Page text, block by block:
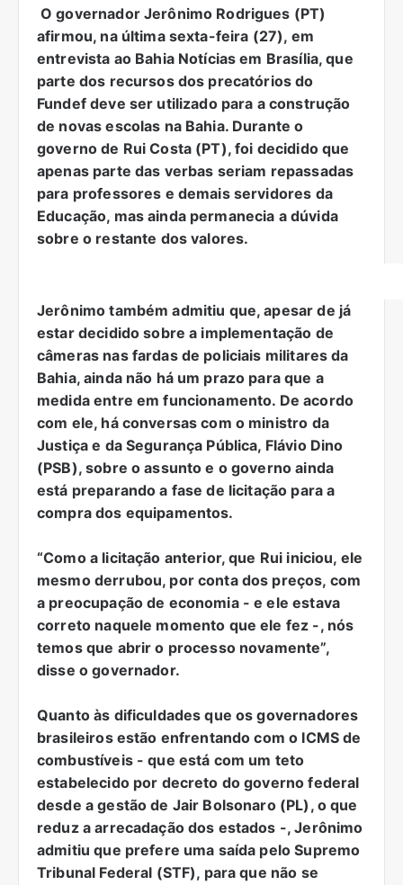
O governador Jerônimo Rodrigues (PT)
afirmou, na última sexta-feira (27), em
entrevista ao Bahia Notícias em Brasília, que
parte dos recursos dos precatórios do
Fundef deve ser utilizado para a construção
de novas escolas na Bahia. Durante o
governo de Rui Costa (PT), foi decidido que
apenas parte das verbas seriam repassadas
para professores e demais servidores da
Educação, mas ainda permanecia a dúvida
sobre o restante dos valores.
Jerônimo também admitiu que, apesar de já
estar decidido sobre a implementação de
câmeras nas fardas de policiais militares da
Bahia, ainda não há um prazo para que a
medida entre em funcionamento. De acordo
com ele, há conversas com o ministro da
Justiça e da Segurança Pública, Flávio Dino
(PSB), sobre o assunto e o governo ainda
está preparando a fase de licitação para a
compra dos equipamentos.
“Como a licitação anterior, que Rui iniciou, ele
mesmo derrubou, por conta dos preços, com
a preocupação de economia - e ele estava
correto naquele momento que ele fez -, nós
temos que abrir o processo novamente”,
disse o governador.
Quanto às dificuldades que os governadores
brasileiros estão enfrentando com o ICMS de
combustíveis - que está com um teto
estabelecido por decreto do governo federal
desde a gestão de Jair Bolsonaro (PL), o que
reduz a arrecadação dos estados -, Jerônimo
admitiu que prefere uma saída pelo Supremo
Tribunal Federal (STF), para que não se